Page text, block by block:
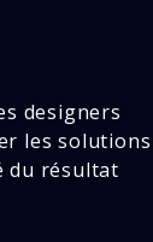
designers
les solutions
du résultat